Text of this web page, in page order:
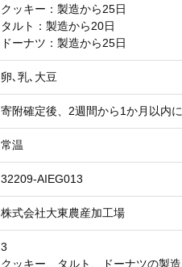
クッキー：製造から25日
タルト：製造から20日
ドーナツ：製造から25日
卵､乳､大豆
寄附確定後、2週間から1か月以内に
常温
32209-AIEG013
株式会社大東農産加工場
3
クッキー、タルト、ドーナツの製